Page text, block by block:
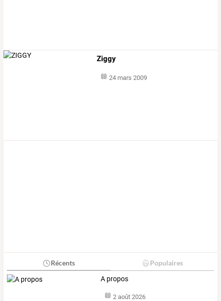
Ziggy
24 mars 2009
Récents Populaires
A propos
2 août 2026